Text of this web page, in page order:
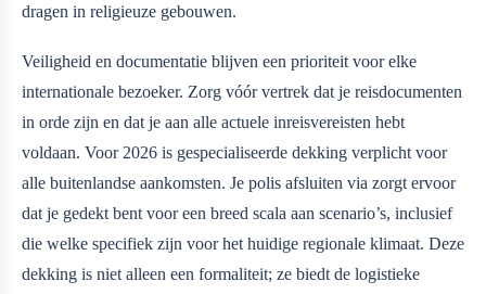
dragen in religieuze gebouwen.
Veiligheid en documentatie blijven een prioriteit voor elke
internationale bezoeker. Zorg vóór vertrek dat je reisdocumenten
in orde zijn en dat je aan alle actuele inreisvereisten hebt
voldaan. Voor 2026 is gespecialiseerde dekking verplicht voor
alle buitenlandse aankomsten. Je polis afsluiten via zorgt ervoor
dat je gedekt bent voor een breed scala aan scenario’s, inclusief
die welke specifiek zijn voor het huidige regionale klimaat. Deze
dekking is niet alleen een formaliteit; ze biedt de logistieke